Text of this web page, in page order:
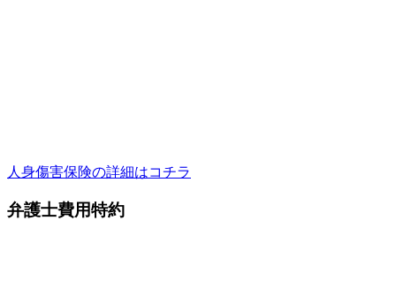
人身傷害保険の詳細はコチラ
弁護士費用特約